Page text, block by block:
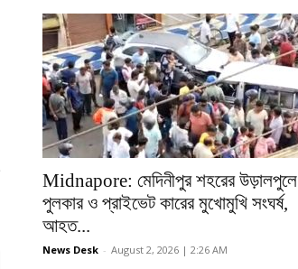
Midnapore: মেদিনীপুর শহরের উড়ালপুলে
পুলকার ও প্রাইভেট কারের মুখোমুখি সংঘর্ষ,
আহত...
News Desk - August 2, 2026 | 2:26 AM